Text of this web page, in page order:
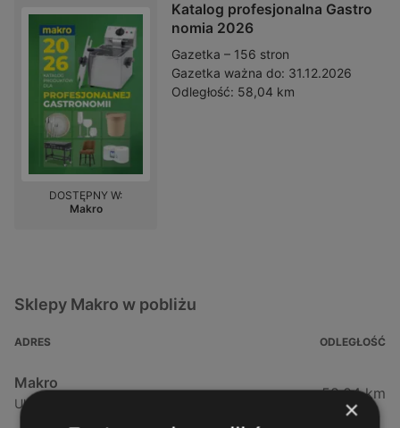
Katalog profesjonalna Gastro
nomia 2026
Gazetka – 156 stron
Gazetka ważna do: 31.12.2026
Odległość: 58,04 km
DOSTĘPNY W:
Makro
Sklepy Makro w pobliżu
ADRES ODLEGŁOŚĆ
Makro
Ul. Południowa 35, 71-001 Szczecin
58,04 km
×